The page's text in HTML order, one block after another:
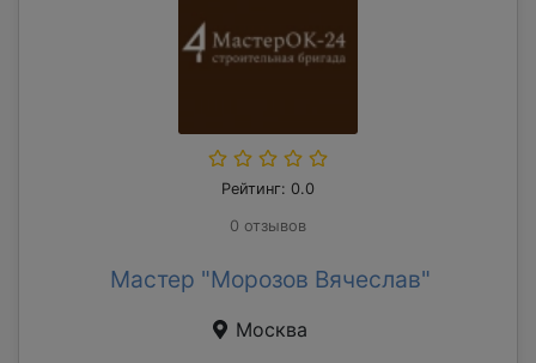
Рейтинг: 0.0
0 отзывов
Мастер "Морозов Вячеслав"
Москва